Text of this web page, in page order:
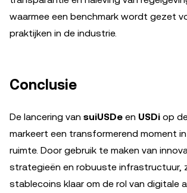
waarmee een benchmark wordt gezet
praktijken in de industrie.
Conclusie
De lancering van suiUSDe en USDi op
markeert een transformerend moment
ruimte. Door gebruik te maken van
strategieën en robuuste infrastructuur,
stablecoins klaar om de rol van digitale